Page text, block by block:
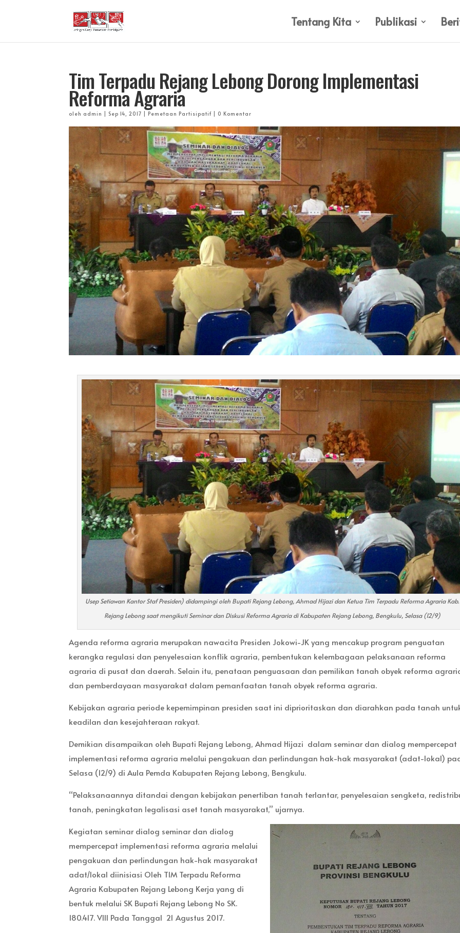
Tentang Kita Publikasi
Tim Terpadu Rejang Lebong Dorong Implementasi
Reforma Agraria
oleh admin Sep 14, 2017 |Pemetaan Partisipatif 0 Komentar
Usep Setiawan Kantor Staf Presiden) didampingi oleh Bupati Rejang Lebong, Ahmad Hijazi dan Ketua Tim Terpadu Reforma Agraria Kab.
Rejang Lebong saat mengikuti Seminar dan Diskusi Reforma Agraria di Kabupaten Rejang Lebong, Bengkulu, Selasa (12/9)
Agenda reforma agraria merupakan nawacita Presiden Jokowi-JK yang mencakup program penguatan
kerangka regulasi dan penyelesaian konflik agraria, pembentukan kelembagaan pelaksanaan reforma
agraria di pusat dan daerah. Selain itu, penataan penguasaan dan pemilikan tanah obyek reforma
dan pemberdayaan masyarakat dalam pemanfaatan tanah obyek reforma agraria.
Kebijakan agraria periode kepemimpinan presiden saat ini diprioritaskan dan diarahkan pada tanah
keadilan dan kesejahteraan rakyat.
Demikian disampaikan oleh Bupati Rejang Lebong, Ahmad Hijazi dalam seminar dan dialog mempercepat
implementasi reforma agraria melalui pengakuan dan perlindungan hak-hak masyarakat (adat-lokal)
Selasa (12/9) di Aula Pemda Kabupaten Rejang Lebong, Bengkulu.
“Pelaksanaannya ditandai dengan kebijakan penertiban tanah terlantar, penyelesaian sengketa,
tanah, peningkatan legalisasi aset tanah masyarakat,” ujarnya.
Kegiatan seminar dialog seminar dan dialog
mempercepat implementasi reforma agraria melalui
pengakuan dan perlindungan hak-hak masyarakat
adat/lokal diinisiasi Oleh TIM Terpadu Reforma
Agraria Kabupaten Rejang Lebong Kerja yang di
bentuk melalui SK Bupati Rejang Lebong No SK.
180.417. VIII Pada Tanggal 21 Agustus 2017.